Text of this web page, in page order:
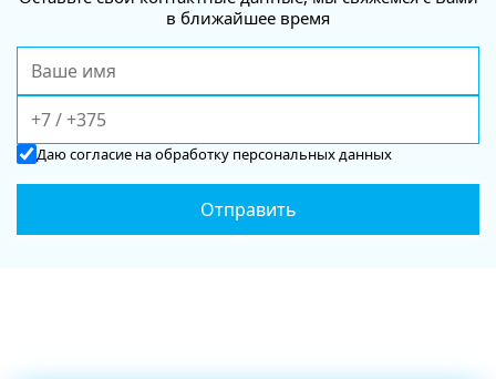
в ближайшее время
Даюсогласие на обработку персональных данных